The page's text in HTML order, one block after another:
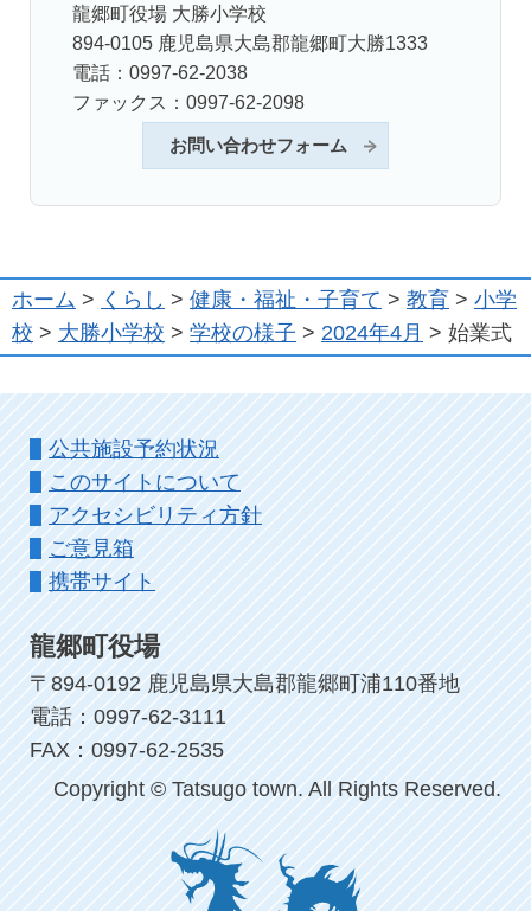
龍郷町役場 大勝小学校
894-0105 鹿児島県大島郡龍郷町大勝1333
電話：0997-62-2038
ファックス：0997-62-2098
お問い合わせフォーム
ホーム > くらし > 健康・福祉・子育て > 教育 > 小学
校 > 大勝小学校 > 学校の様子 > 2024年4月 > 始業式
公共施設予約状況
このサイトについて
アクセシビリティ方針
ご意見箱
携帯サイト
龍郷町役場
〒894-0192 鹿児島県大島郡龍郷町浦110番地
電話：0997-62-3111
FAX：0997-62-2535
Copyright © Tatsugo town. All Rights Reserved.